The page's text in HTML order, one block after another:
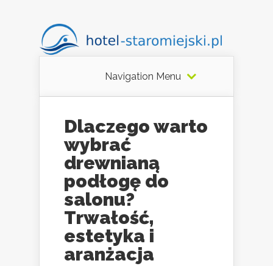
Navigation Menu
Dlaczego warto
wybrać
drewnianą
podłogę do
salonu?
Trwałość,
estetyka i
aranżacja